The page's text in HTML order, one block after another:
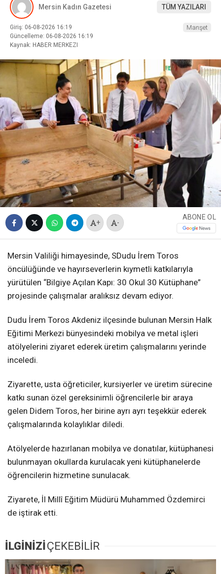
Mersin Kadın Gazetesi TÜM YAZILARI
Giriş: 06-08-2026 16:19
Güncelleme: 06-08-2026 16:19
Kaynak: HABER MERKEZI
Manşet
+ -
ABONE OL
Mersin Valiliği himayesinde, SDudu İrem Toros
öncülüğünde ve hayırseverlerin kıymetli katkılarıyla
yürütülen “Bilgiye Açılan Kapı: 30 Okul 30 Kütüphane”
projesinde çalışmalar aralıksız devam ediyor.
Dudu İrem Toros Akdeniz ilçesinde bulunan Mersin Halk
Eğitimi Merkezi bünyesindeki mobilya ve metal işleri
atölyelerini ziyaret ederek üretim çalışmalarını yerinde
inceledi.
Ziyarette, usta öğreticiler, kursiyerler ve üretim sürecine
katkı sunan özel gereksinimli öğrencilerle bir araya
gelen Didem Toros, her birine ayrı ayrı teşekkür ederek
çalışmalarında kolaylıklar diledi.
Atölyelerde hazırlanan mobilya ve donatılar, kütüphanesi
bulunmayan okullarda kurulacak yeni kütüphanelerde
öğrencilerin hizmetine sunulacak.
Ziyarete, İl Millî Eğitim Müdürü Muhammed Özdemirci
de iştirak etti.
İLGİNİZİÇEKEBİLİR